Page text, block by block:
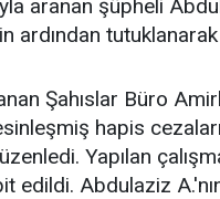
aranan şüpheli
ardından
Şahıslar Büro
hapis
Yapılan
edildi. Abdulaziz